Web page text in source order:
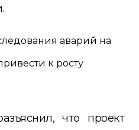
аварий на
к росту
что проект